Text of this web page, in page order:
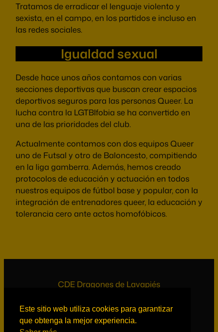
Tratamos de erradicar el lenguaje violento y
sexista, en el campo, en los partidos e incluso en
las redes sociales.
Igualdad sexual
Desde hace unos años contamos con varias
secciones deportivas que buscan crear espacios
deportivos seguros para las personas Queer. La
lucha contra la LGTBIfobia se ha convertido en
una de las prioridades del club.
Actualmente contamos con dos equipos Queer
uno de Futsal y otro de Baloncesto, compitiendo
en la liga gamberra. Además, hemos creado
protocolos de educación y actuación en todos
nuestros equipos de fútbol base y popular, con la
integración de entrenadores queer, la educación y
tolerancia cero ante actos homofóbicos.
CDE Dragones de Lavapiés
Información legalManage cookie settings
Este sitio web utiliza cookies para garantizar
que obtenga la mejor experiencia.